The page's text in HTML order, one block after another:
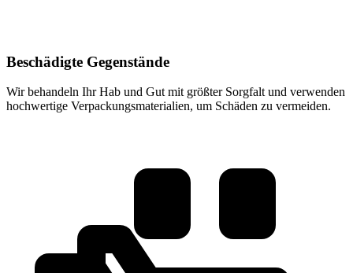
Beschädigte Gegenstände
Wir behandeln Ihr Hab und Gut mit größter Sorgfalt und verwenden
hochwertige Verpackungsmaterialien, um Schäden zu vermeiden.